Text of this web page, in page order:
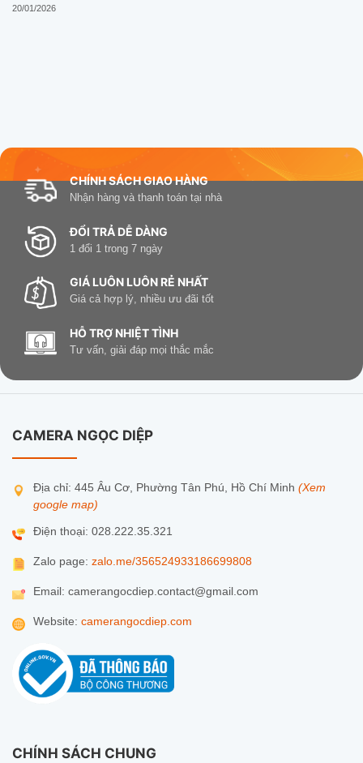
20/01/2026
CHÍNH SÁCH GIAO HÀNG
Nhận hàng và thanh toán tại nhà
ĐỔI TRẢ DỄ DÀNG
1 đổi 1 trong 7 ngày
GIÁ LUÔN LUÔN RẺ NHẤT
Giá cả hợp lý, nhiều ưu đãi tốt
HỖ TRỢ NHIỆT TÌNH
Tư vấn, giải đáp mọi thắc mắc
CAMERA NGỌC DIỆP
Địa chỉ: 445 Âu Cơ, Phường Tân Phú, Hồ Chí Minh (Xem
google map)
Điện thoại: 028.222.35.321
Zalo page: zalo.me/356524933186699808
Email: camerangocdiep.contact@gmail.com
Website: camerangocdiep.com
CHÍNH SÁCH CHUNG